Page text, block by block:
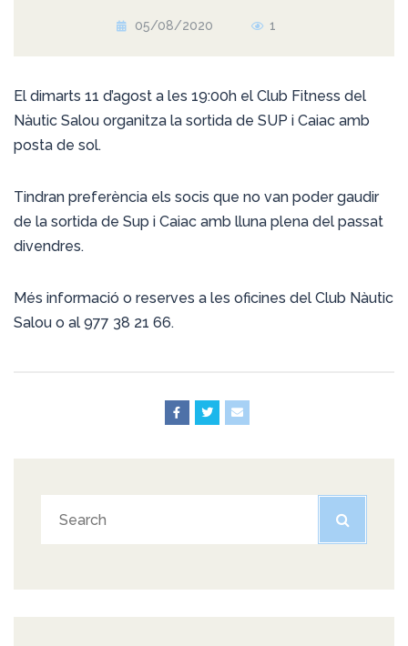
05/08/2020 1
El dimarts 11 d’agost a les 19:00h el Club Fitness del
Nàutic Salou organitza la sortida de SUP i Caiac amb
posta de sol.
Tindran preferència els socis que no van poder gaudir
de la sortida de Sup i Caiac amb lluna plena del passat
divendres.
Més informació o reserves a les oficines del Club Nàutic
Salou o al 977 38 21 66.